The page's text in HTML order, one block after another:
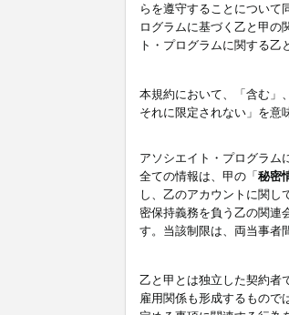
らを遵守することについて
ログラムに基づく乙と甲の
ト・プログラムに関する乙
本規約において、「含む」
それに限定されない」を意
アソシエイト・プログラム
全ての情報は、甲の「秘密
し、乙のアカウントに関し
密保持義務を負う乙の関連
す。当該制限は、両当事者
乙と甲とは独立した契約者
雇用関係も形成するもので